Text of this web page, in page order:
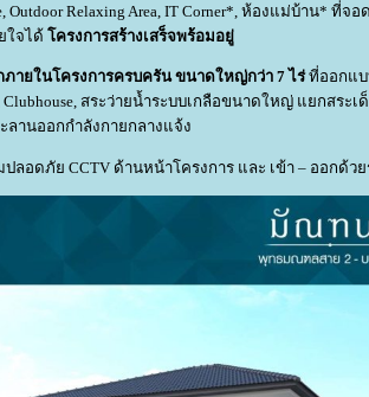
Outdoor Relaxing Area, IT Corner*, ห้องแม่บ้าน
ใจได้ ครงการสร้างเสร็จพร้อมอยู่
ายในโครงการครบครัน ขนาดใหญ่กว่า 7 ไร่ที่ออกแ
สระว่ายน้ำระบบเกลือขนาดใหญ่ แยกสร
ลานออกกำลังกายกลางแจ้ง
ลอดภัย CCTV ด้านหน้าโครงการ และ เข้า – ออกด้วยร